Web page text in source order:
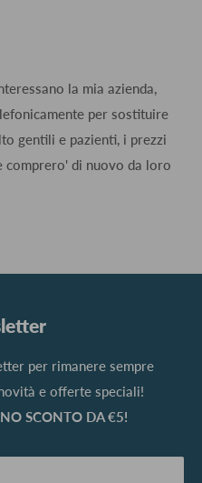
la mia azienda,
per sostituire
gentili e pazienti, i prezzi
comprero' di nuovo da loro
per rimanere sempre
e offerte speciali!
SCONTO DA €5!